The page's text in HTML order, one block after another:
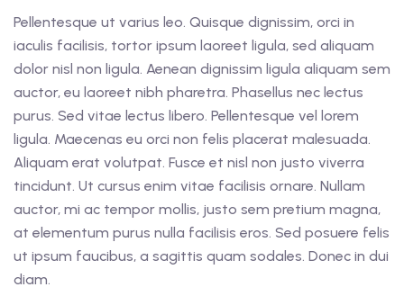
Pellentesque ut varius leo. Quisque dignissim, orci in
iaculis facilisis, tortor ipsum laoreet ligula, sed aliquam
dolor nisl non ligula. Aenean dignissim ligula aliquam sem
auctor, eu laoreet nibh pharetra. Phasellus nec lectus
purus. Sed vitae lectus libero. Pellentesque vel lorem
ligula. Maecenas eu orci non felis placerat malesuada.
Aliquam erat volutpat. Fusce et nisl non justo viverra
tincidunt. Ut cursus enim vitae facilisis ornare. Nullam
auctor, mi ac tempor mollis, justo sem pretium magna,
at elementum purus nulla facilisis eros. Sed posuere felis
ut ipsum faucibus, a sagittis quam sodales. Donec in dui
diam.